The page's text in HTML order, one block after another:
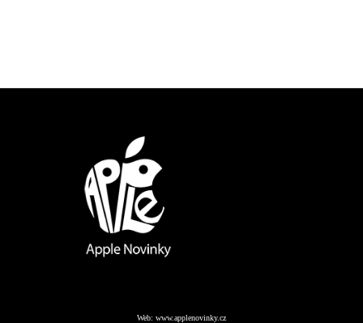
Web: www.applenovinky.cz